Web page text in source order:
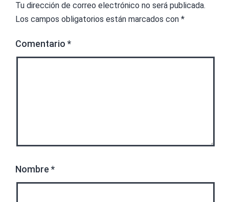
Tu dirección de correo electrónico no será publicada.
Los campos obligatorios están marcados con *
Comentario *
Nombre *